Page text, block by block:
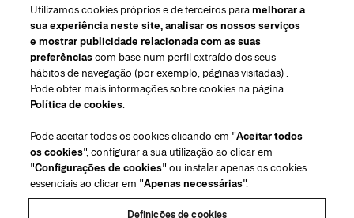
ENVIAR
Região/Idioma
Atendimiento ao cliente
Encontrar uma loja
Fale conosco
Envios e devoluções de Beleza
Envios e Devoluções de Moda
Acompanhe seu pedido
Sobre nós
House of Herrera
Carolina Herrera for Women in the Arts
Utilizamos cookies próprios e de terceiros paramelhorar a
sua experiência neste site, analisar os nossos serviços
e mostrar publicidade relacionada com as suas
preferênciascom base num perfil extraído dos seus
hábitos de navegação (por exemplo, páginas visitadas) .
Pode obter mais informações sobre cookies na página
Política de cookies.
Pode aceitar todos os cookies clicando em "Aceitar todos
os cookies", configurar a sua utilização ao clicar em
"Configurações de cookies" ou instalar apenas os cookies
essenciais ao clicar em "Apenas necessárias".
Definições de cookies